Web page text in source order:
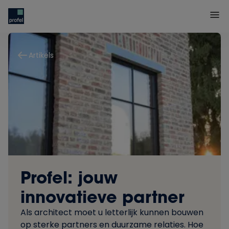
Artikels
Profel: jouw
innovatieve partner
Als architect moet u letterlijk kunnen bouwen
op sterke partners en duurzame relaties. Hoe